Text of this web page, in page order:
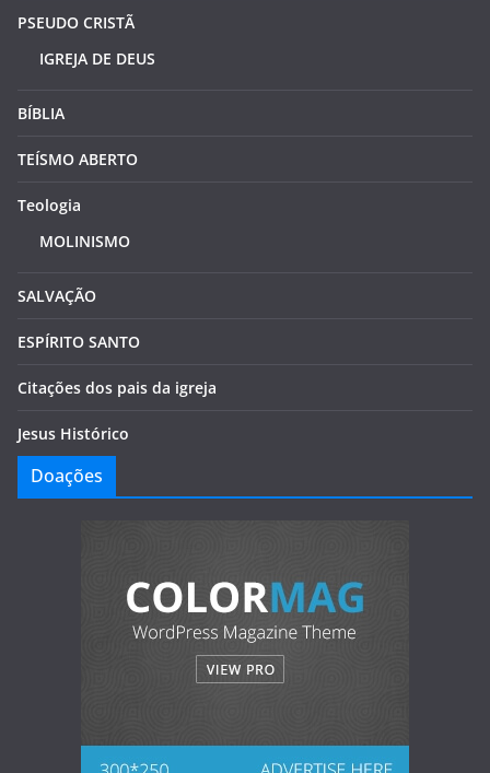
PSEUDO CRISTÃ
IGREJA DE DEUS
BÍBLIA
TEÍSMO ABERTO
Teologia
MOLINISMO
SALVAÇÃO
ESPÍRITO SANTO
Citações dos pais da igreja
Jesus Histórico
Doações